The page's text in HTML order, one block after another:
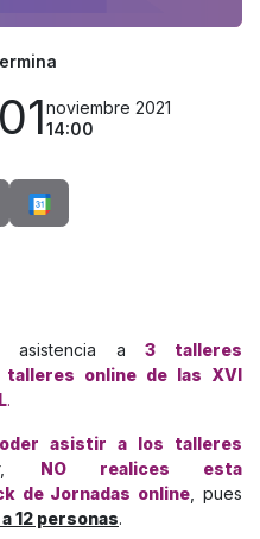
01noviembre 2021
14:00
asistencia a3 talleres
online de las XVI
.
asistir a los talleres
NO realices esta
de Jornadas online , pues
12 personas.